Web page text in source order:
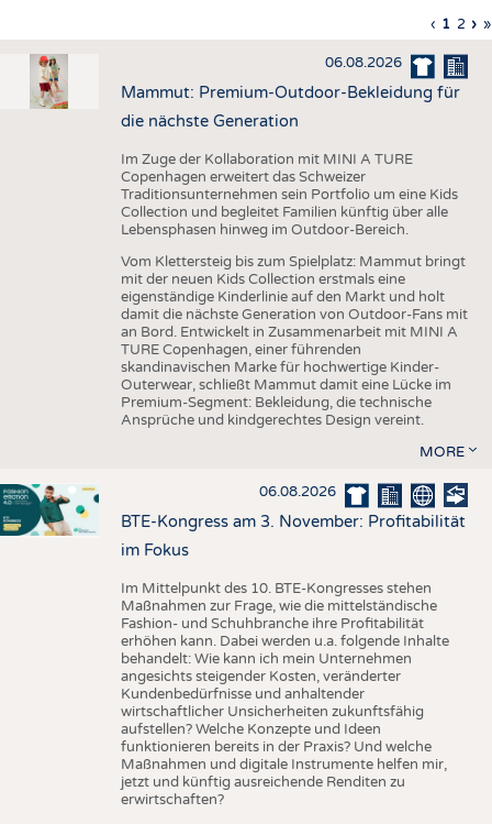
TESTS
AUSSCHREIBUNGEN
DTV AUSSCHREIBUNGSDIENST
FAKTEN
STATISTICS
ADRESSEN & LINKS
PUBLIKATIONEN
TERMINE
BRANCHENTERMINE
Seitennummerierung
Seite
‹
Seite
1 Seite
2 › »
06.08.2026
Mammut: Premium-Outdoor-Bekleidung für
die nächste Generation
Im Zuge der Kollaboration mit MINI A TURE
Copenhagen erweitert das Schweizer
Traditionsunternehmen sein Portfolio um eine Kids
Collection und begleitet Familien künftig über alle
Lebensphasen hinweg im Outdoor-Bereich.
Vom Klettersteig bis zum Spielplatz: Mammut bringt
mit der neuen Kids Collection erstmals eine
eigenständige Kinderlinie auf den Markt und holt
damit die nächste Generation von Outdoor-Fans mit
an Bord. Entwickelt in Zusammenarbeit mit MINI A
TURE Copenhagen, einer führenden
skandinavischen Marke für hochwertige Kinder-
Outerwear, schließt Mammut damit eine Lücke im
Premium-Segment: Bekleidung, die technische
Ansprüche und kindgerechtes Design vereint.
MORE
06.08.2026
BTE-Kongress am 3. November: Profitabilität
im Fokus
Im Mittelpunkt des 10. BTE-Kongresses stehen
Maßnahmen zur Frage, wie die mittelständische
Fashion- und Schuhbranche ihre Profitabilität
erhöhen kann. Dabei werden u.a. folgende Inhalte
behandelt: Wie kann ich mein Unternehmen
angesichts steigender Kosten, veränderter
Kundenbedürfnisse und anhaltender
wirtschaftlicher Unsicherheiten zukunftsfähig
aufstellen? Welche Konzepte und Ideen
funktionieren bereits in der Praxis? Und welche
Maßnahmen und digitale Instrumente helfen mir,
jetzt und künftig ausreichende Renditen zu
erwirtschaften?